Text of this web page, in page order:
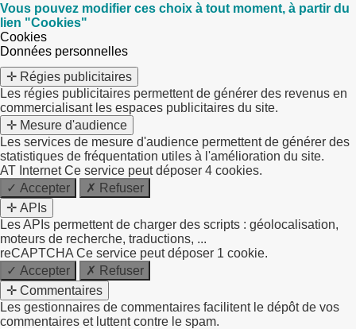
Vous pouvez modifier ces choix à tout moment, à partir du
lien "Cookies"
Cookies
Données personnelles
✛ Régies publicitaires
Les régies publicitaires permettent de générer des revenus en
commercialisant les espaces publicitaires du site.
✛ Mesure d'audience
Les services de mesure d'audience permettent de générer des
statistiques de fréquentation utiles à l'amélioration du site.
AT Internet Ce service peut déposer 4 cookies.
✓ Accepter
✗ Refuser
✛ APIs
Les APIs permettent de charger des scripts : géolocalisation,
moteurs de recherche, traductions, ...
reCAPTCHA Ce service peut déposer 1 cookie.
✓ Accepter
✗ Refuser
✛ Commentaires
Les gestionnaires de commentaires facilitent le dépôt de vos
commentaires et luttent contre le spam.